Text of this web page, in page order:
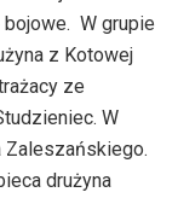
W grupie
z Kotowej
ze
W
Zaleszańskiego.
drużyna